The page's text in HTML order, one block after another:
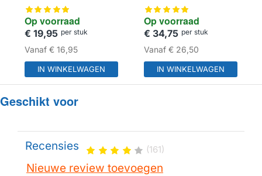
Op voorraad
€ 19,95 per stuk
Vanaf € 16,95
IN WINKELWAGEN
Op voorraad
€ 34,75 per stuk
Vanaf€ 26,50
IN WINKELWAGEN
Geschikt voor
Recensies (161)
Nieuwe review toevoegen